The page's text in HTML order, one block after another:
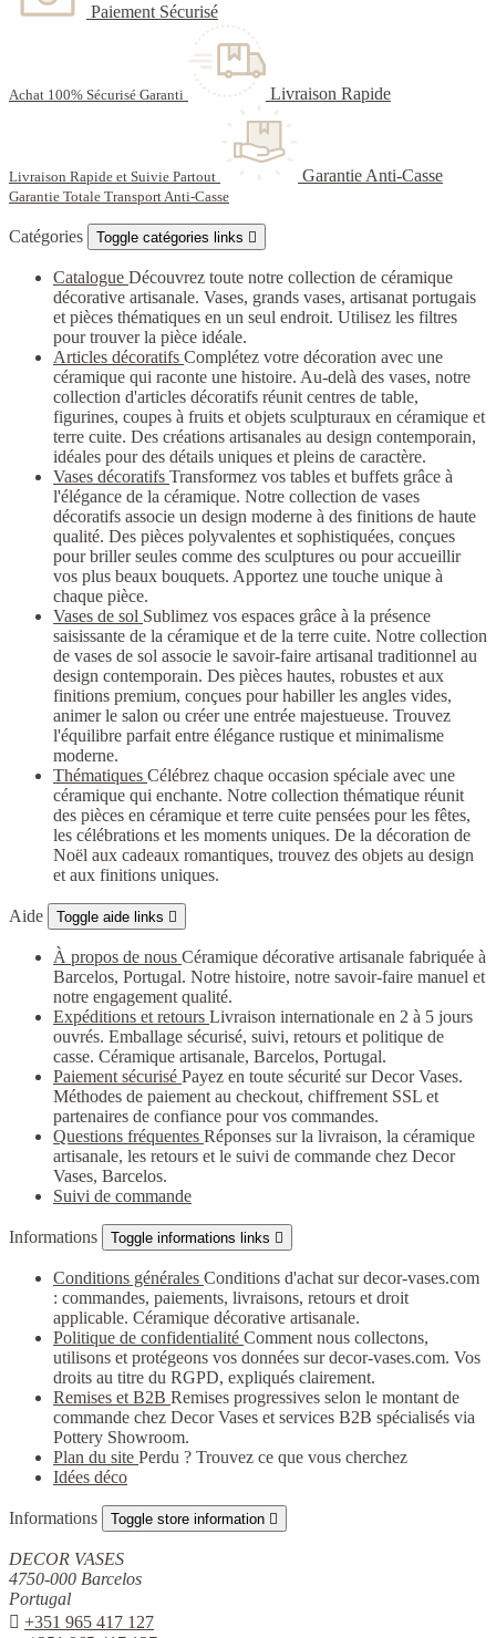
Paiement Sécurisé
Achat 100% Sécurisé Garanti Livraison Rapide
Livraison Rapide et Suivie Partout Garantie Anti-Casse
Garantie Totale Transport Anti-Casse
Catégories Toggle catégories links 
Catalogue Découvrez toute notre collection de céramique
décorative artisanale. Vases, grands vases, artisanat portugais
et pièces thématiques en un seul endroit. Utilisez les filtres
pour trouver la pièce idéale.
Articles décoratifs Complétez votre décoration avec une
céramique qui raconte une histoire. Au-delà des vases, notre
collection d'articles décoratifs réunit centres de table,
figurines, coupes à fruits et objets sculpturaux en céramique et
terre cuite. Des créations artisanales au design contemporain,
idéales pour des détails uniques et pleins de caractère.
Vases décoratifs Transformez vos tables et buffets grâce à
l'élégance de la céramique. Notre collection de vases
décoratifs associe un design moderne à des finitions de haute
qualité. Des pièces polyvalentes et sophistiquées, conçues
pour briller seules comme des sculptures ou pour accueillir
vos plus beaux bouquets. Apportez une touche unique à
chaque pièce.
Vases de sol Sublimez vos espaces grâce à la présence
saisissante de la céramique et de la terre cuite. Notre collection
de vases de sol associe le savoir-faire artisanal traditionnel au
design contemporain. Des pièces hautes, robustes et aux
finitions premium, conçues pour habiller les angles vides,
animer le salon ou créer une entrée majestueuse. Trouvez
l'équilibre parfait entre élégance rustique et minimalisme
moderne.
Thématiques Célébrez chaque occasion spéciale avec une
céramique qui enchante. Notre collection thématique réunit
des pièces en céramique et terre cuite pensées pour les fêtes,
les célébrations et les moments uniques. De la décoration de
Noël aux cadeaux romantiques, trouvez des objets au design
et aux finitions uniques.
Aide Toggle aide links 
À propos de nous Céramique décorative artisanale fabriquée à
Barcelos, Portugal. Notre histoire, notre savoir-faire manuel et
notre engagement qualité.
Expéditions et retours Livraison internationale en 2 à 5 jours
ouvrés. Emballage sécurisé, suivi, retours et politique de
casse. Céramique artisanale, Barcelos, Portugal.
Paiement sécurisé Payez en toute sécurité sur Decor Vases.
Méthodes de paiement au checkout, chiffrement SSL et
partenaires de confiance pour vos commandes.
Questions fréquentes Réponses sur la livraison, la céramique
artisanale, les retours et le suivi de commande chez Decor
Vases, Barcelos.
Suivi de commande
Informations Toggle informations links 
Conditions générales Conditions d'achat sur decor-vases.com
: commandes, paiements, livraisons, retours et droit
applicable. Céramique décorative artisanale.
Politique de confidentialité Comment nous collectons,
utilisons et protégeons vos données sur decor-vases.com. Vos
droits au titre du RGPD, expliqués clairement.
Remises et B2B Remises progressives selon le montant de
commande chez Decor Vases et services B2B spécialisés via
Pottery Showroom.
Plan du site Perdu ? Trouvez ce que vous cherchez
Idées déco
Informations Toggle store information 
DECOR VASES
4750-000 Barcelos
Portugal
 +351 965 417 127